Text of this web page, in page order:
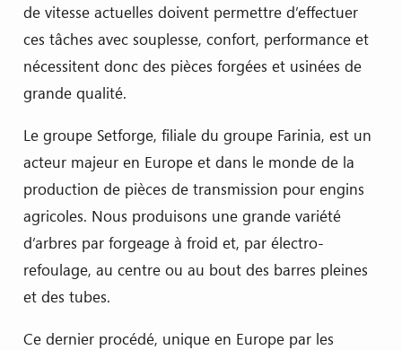
de vitesse actuelles doivent permettre d’effectuer
ces tâches avec souplesse, confort, performance et
nécessitent donc des pièces forgées et usinées de
grande qualité.
Le groupe Setforge, filiale du groupe Farinia, est un
acteur majeur en Europe et dans le monde de la
production de pièces de transmission pour engins
agricoles. Nous produisons une grande variété
d’arbres par forgeage à froid et, par électro-
refoulage, au centre ou au bout des barres pleines
et des tubes.
Ce dernier procédé, unique en Europe par les